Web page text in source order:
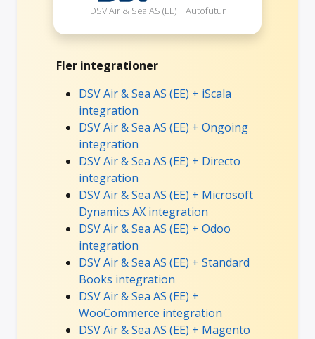
DSV Air & Sea AS (EE) + Autofutur
Fler integrationer
DSV Air & Sea AS (EE) + iScala
integration
DSV Air & Sea AS (EE) + Ongoing
integration
DSV Air & Sea AS (EE) + Directo
integration
DSV Air & Sea AS (EE) + Microsoft
Dynamics AX integration
DSV Air & Sea AS (EE) + Odoo
integration
DSV Air & Sea AS (EE) + Standard
Books integration
DSV Air & Sea AS (EE) +
WooCommerce integration
DSV Air & Sea AS (EE) + Magento